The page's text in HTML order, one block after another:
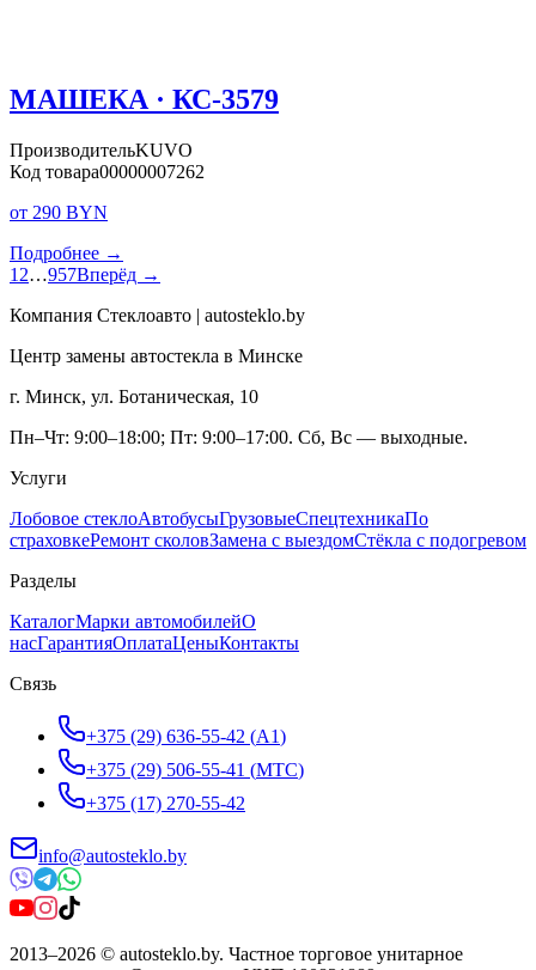
МАШЕКА · КС-3579
ПроизводительKUVO
Код товара00000007262
от 290 BYN
Подробнее →
1 2…957Вперёд →
Компания Стеклоавто | autosteklo.by
Центр замены автостекла в Минске
г. Минск, ул. Ботаническая, 10
Пн–Чт: 9:00–18:00; Пт: 9:00–17:00. Сб, Вс — выходные.
Услуги
Лобовое стеклоАвтобусыГрузовыеСпецтехникаПо
страховкеРемонт сколовЗамена с выездомСтёкла с подогревом
Разделы
КаталогМарки автомобилейО
насГарантияОплатаЦеныКонтакты
Связь
+375 (29) 636-55-42 (A1)
+375 (29) 506-55-41 (МТС)
+375 (17) 270-55-42
info@autosteklo.by
2013–2026 © autosteklo.by. Частное торговое унитарное